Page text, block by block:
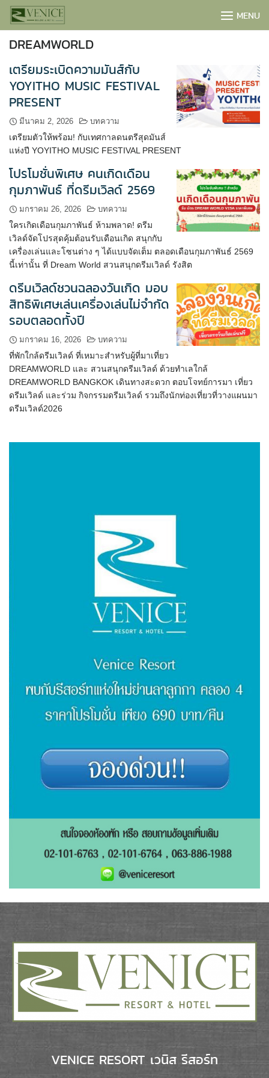
Skip
BOOK NOW
MENU
DREAMWORLD
เตรียมระเบิดความมันส์กับ
YOYITHO MUSIC FESTIVAL
PRESENT
มีนาคม 2, 2026 บทความ
เตรียมตัวให้พร้อม! กับเทศกาลดนตรีสุดมันส์
แห่งปี YOYITHO MUSIC FESTIVAL PRESENT
โปรโมชั่นพิเศษ คนเกิดเดือน
กุมภาพันธ์ ที่ดรีมเวิลด์ 2569
มกราคม 26, 2026 บทความ
ใครเกิดเดือนกุมภาพันธ์ ห้ามพลาด! ดรีม
เวิลด์จัดโปรสุดคุ้มต้อนรับเดือนเกิด สนุกกับ
เครื่องเล่นและโซนต่าง ๆ ได้แบบจัดเต็ม ตลอดเดือนกุมภาพันธ์ 2569
นี้เท่านั้น ที่ Dream World สวนสนุกดรีมเวิลด์ รังสิต
ดรีมเวิลด์ชวนฉลองวันเกิด มอบ
สิทธิพิเศษเล่นเครื่องเล่นไม่จำกัด
รอบตลอดทั้งปี
มกราคม 16, 2026 บทความ
ที่พักใกล้ดรีมเวิลด์ ที่เหมาะสำหรับผู้ที่มาเที่ยว
DREAMWORLD และ สวนสนุกดรีมเวิลด์ ด้วยทำเลใกล้
DREAMWORLD BANGKOK เดินทางสะดวก ตอบโจทย์การมา เที่ยว
ดรีมเวิลด์ และร่วม กิจกรรมดรีมเวิลด์ รวมถึงนักท่องเที่ยวที่วางแผนมา
ดรีมเวิลด์2026
VENICE RESORT เวนิส รีสอร์ท